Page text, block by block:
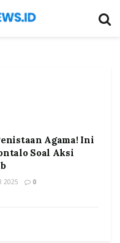
Agama! Ini
Soal Aksi
2025 0